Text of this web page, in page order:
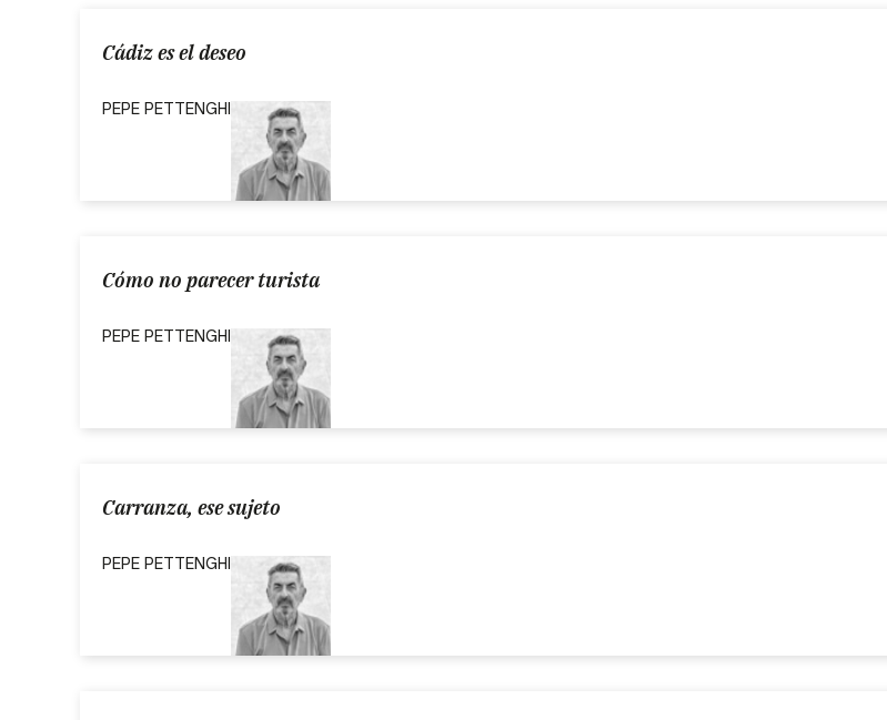
Cádiz es el deseo
PEPE PETTENGHI
Cómo no parecer turista
PEPE PETTENGHI
Carranza, ese sujeto
PEPE PETTENGHI